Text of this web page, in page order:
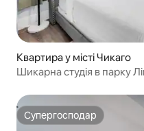
Квартира у місті Чикаго
Шикарна студія в парку
Супергосподар
Супергосподар